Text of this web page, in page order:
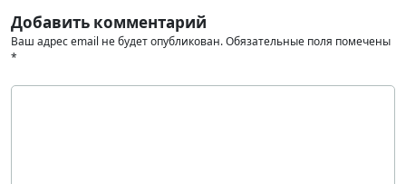
Добавить комментарий
Ваш адрес email не будет опубликован.Обязательные поля помечены
*